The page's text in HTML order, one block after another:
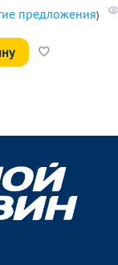
предложения)